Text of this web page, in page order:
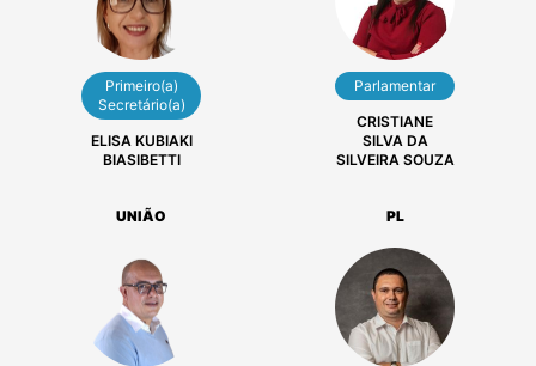
Presidente
GERSON
PASTORIZA
RIBEIRO
Vice-
Presidente
ADEMAR DA
SILVA
LOMBARDI
PDT
Primeiro(a)
Secretário(a)
PDT
Parlamentar